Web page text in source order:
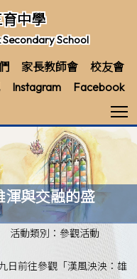
中學
Secondary School
家長教師會
校友會
Instagram Facebook
渾與交融的盛
活動類別：參觀活動
日前往參觀「漢風泱泱：雄